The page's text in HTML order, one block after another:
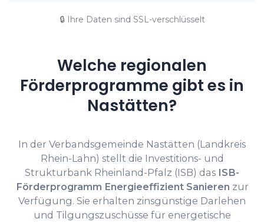
🔒 Ihre Daten sind SSL-verschlüsselt
Welche regionalen
Förderprogramme gibt es in
Nastätten?
In der Verbandsgemeinde Nastätten (Landkreis
Rhein-Lahn) stellt die Investitions- und
Strukturbank Rheinland-Pfalz (ISB) das ISB-
Förderprogramm Energieeffizient Sanieren zur
Verfügung. Sie erhalten zinsgünstige Darlehen
und Tilgungszuschüsse für energetische